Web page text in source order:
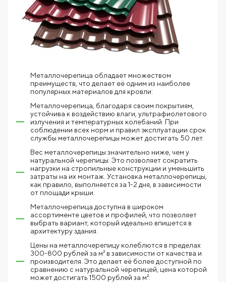
Металлочерепица обладает множеством
преимуществ, что делает её одним из наиболее
популярных материалов для кровли:
Металлочерепица, благодаря своим покрытиям,
устойчива к воздействию влаги, ультрафиолетового
излучения и температурных колебаний. При
соблюдении всех норм и правил эксплуатации срок
службы металлочерепицы может достигать 50 лет.
Вес металлочерепицы значительно ниже, чем у
натуральной черепицы. Это позволяет сократить
нагрузки на стропильные конструкции и уменьшить
затраты на их монтаж. Установка металлочерепицы,
как правило, выполняется за 1-2 дня, в зависимости
от площади крыши.
Металлочерепица доступна в широком
ассортименте цветов и профилей, что позволяет
выбрать вариант, который идеально впишется в
архитектуру здания.
Цены на металлочерепицу колеблются в пределах
300-800 рублей за м² в зависимости от качества и
производителя. Это делает её более доступной по
сравнению с натуральной черепицей, цена которой
может достигать 1500 рублей за м².